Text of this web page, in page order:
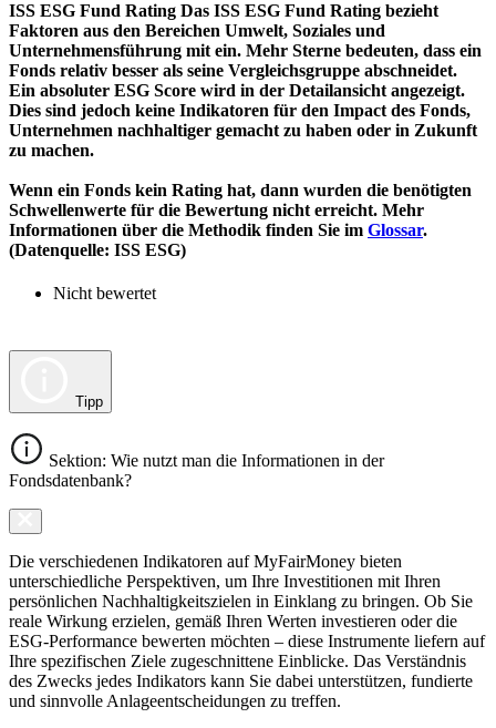
ISS ESG Fund Rating Das ISS ESG Fund Rating bezieht
Faktoren aus den Bereichen Umwelt, Soziales und
Unternehmensführung mit ein. Mehr Sterne bedeuten, dass ein
Fonds relativ besser als seine Vergleichsgruppe abschneidet.
Ein absoluter ESG Score wird in der Detailansicht angezeigt.
Dies sind jedoch keine Indikatoren für den Impact des Fonds,
Unternehmen nachhaltiger gemacht zu haben oder in Zukunft
zu machen.
Wenn ein Fonds kein Rating hat, dann wurden die benötigten
Schwellenwerte für die Bewertung nicht erreicht. Mehr
Informationen über die Methodik finden Sie im Glossar.
(Datenquelle: ISS ESG)
Nicht bewertet
Tipp
Sektion: Wie nutzt man die Informationen in der
Fondsdatenbank?
Die verschiedenen Indikatoren auf MyFairMoney bieten
unterschiedliche Perspektiven, um Ihre Investitionen mit Ihren
persönlichen Nachhaltigkeitszielen in Einklang zu bringen. Ob Sie
reale Wirkung erzielen, gemäß Ihren Werten investieren oder die
ESG-Performance bewerten möchten – diese Instrumente liefern auf
Ihre spezifischen Ziele zugeschnittene Einblicke. Das Verständnis
des Zwecks jedes Indikators kann Sie dabei unterstützen, fundierte
und sinnvolle Anlageentscheidungen zu treffen.